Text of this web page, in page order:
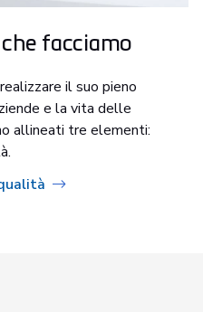
facciamo
il suo pieno
e la vita delle
allineati tre elementi: